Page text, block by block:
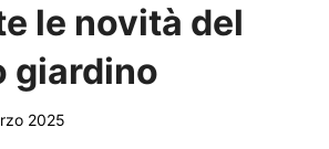
le novità del
giardino
2025